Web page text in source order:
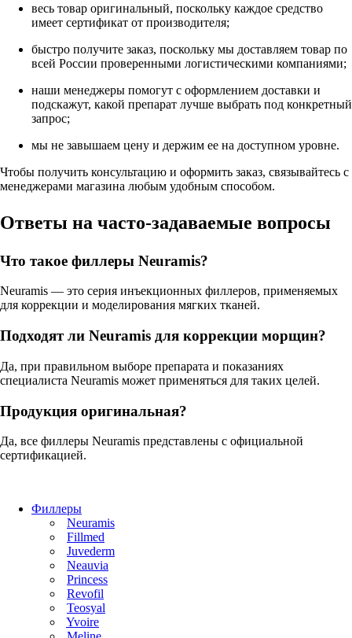
весь товар оригинальный, поскольку каждое средство
имеет сертификат от производителя;
быстро получите заказ, поскольку мы доставляем товар по
всей России проверенными логистическими компаниями;
наши менеджеры помогут с оформлением доставки и
подскажут, какой препарат лучше выбрать под конкретный
запрос;
мы не завышаем цену и держим ее на доступном уровне.
Чтобы получить консультацию и оформить заказ, связывайтесь с
менеджерами магазина любым удобным способом.
Ответы на часто-задаваемые вопросы
Что такое филлеры Neuramis?
Neuramis — это серия инъекционных филлеров, применяемых
для коррекции и моделирования мягких тканей.
Подходят ли Neuramis для коррекции морщин?
Да, при правильном выборе препарата и показаниях
специалиста Neuramis может применяться для таких целей.
Продукция оригинальная?
Да, все филлеры Neuramis представлены с официальной
сертификацией.
Филлеры
Neuramis
Fillmed
Juvederm
Neauvia
Princess
Revofil
Teosyal
Yvoire